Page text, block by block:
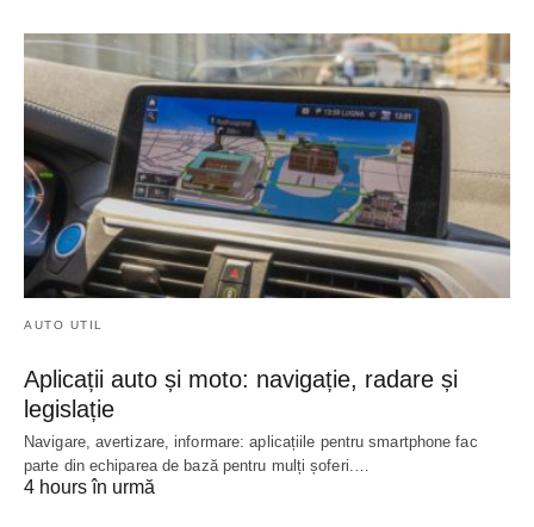
AUTO UTIL
Aplicații auto și moto: navigație, radare și
legislație
Navigare, avertizare, informare: aplicațiile pentru smartphone fac
parte din echiparea de bază pentru mulți șoferi.…
4 hours în urmă